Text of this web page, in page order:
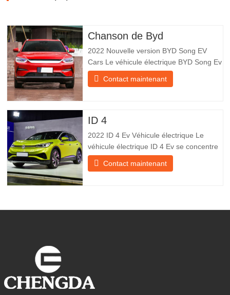
Chanson de Byd
2022 Nouvelle version BYD Song EV
Cars Le véhicule électrique BYD Song Ev
se concentre sur l’expérience client et le
développement de produits pour
populaires. BYD Song Ev Electric Vehicle
Contact maintenant
ID 4
2022 ID 4 Ev Véhicule électrique Le
véhicule électrique ID 4 Ev se concentre
sur l’expérience client et le
développement de produits pour
Contact maintenant